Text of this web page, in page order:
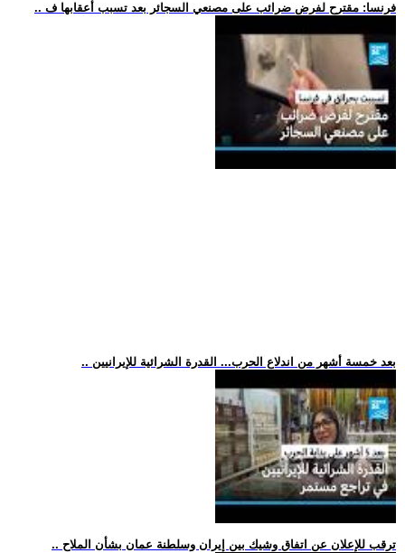
.. فرنسا: مقترح لفرض ضرائب على مصنعي السجائر بعد تسبب أعقابها ف
.. بعد خمسة أشهر من اندلاع الحرب... القدرة الشرائية للإيرانيين
.. ترقب للإعلان عن اتفاق وشيك بين إيران وسلطنة عمان بشأن الملاح